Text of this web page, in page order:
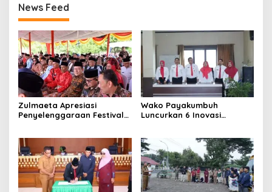
News Feed
Zulmaeta Apresiasi
Penyelenggaraan Festival
Wako Payakumbuh
Luncurkan 6 Inovasi